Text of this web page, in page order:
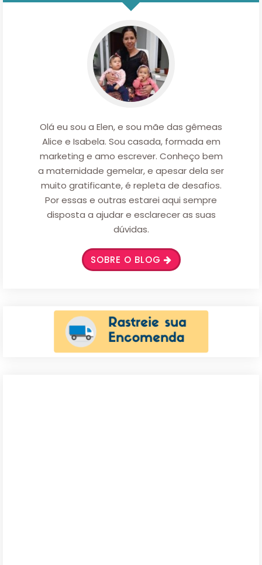
Olá eu sou a Elen, e sou mãe das gêmeas
Alice e Isabela. Sou casada, formada em
marketing e amo escrever. Conheço bem
a maternidade gemelar, e apesar dela ser
muito gratificante, é repleta de desafios.
Por essas e outras estarei aqui sempre
disposta a ajudar e esclarecer as suas
dúvidas.
SOBRE O BLOG